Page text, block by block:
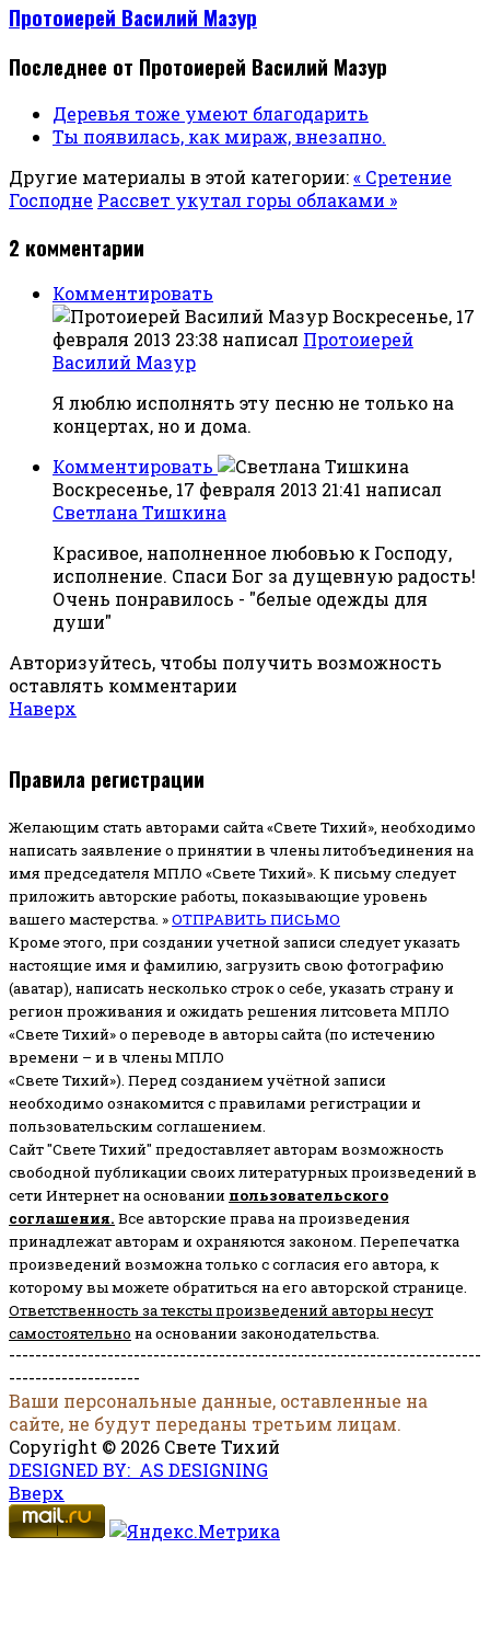
Протоиерей Василий Мазур
Последнее от Протоиерей Василий Мазур
Деревья тоже умеют благодарить
Ты появилась, как мираж, внезапно.
Другие материалы в этой категории:« Сретение
Господне Рассвет укутал горы облаками »
2 комментарии
Комментировать
Воскресенье, 17
февраля 2013 23:38 написал Протоиерей
Василий Мазур
Я люблю исполнять эту песню не только на
концертах, но и дома.
Комментировать
Воскресенье, 17 февраля 2013 21:41 написал
Светлана Тишкина
Красивое, наполненное любовью к Господу,
исполнение. Спаси Бог за дущевную радость!
Очень понравилось - "белые одежды для
души"
Авторизуйтесь, чтобы получить возможность
оставлять комментарии
Наверх
Правила регистрации
Желающим стать авторами сайта «Свете Тихий», необходимо
написать заявление о принятии в члены литобъединения на
имя председателя МПЛО «Свете Тихий». К письму следует
приложить авторские работы, показывающие уровень
вашего мастерства. »ОТПРАВИТЬ ПИСЬМО
Кроме этого, при создании учетной записи следует указать
настоящие имя и фамилию, загрузить свою фотографию
(аватар), написать несколько строк о себе, указать страну и
регион проживания и ожидать решения литсовета МПЛО
«Свете Тихий» о переводе в авторы сайта (по истечению
времени – и в члены МПЛО
«Свете Тихий»). Перед созданием учётной записи
необходимо ознакомится с правилами регистрации и
пользовательским соглашением.
Сайт "Свете Тихий" предоставляет авторам возможность
свободной публикации своих литературных произведений в
сети Интернет на основании пользовательского
соглашения. Все авторские права на произведения
принадлежат авторам и охраняются законом. Перепечатка
произведений возможна только с согласия его автора, к
которому вы можете обратиться на его авторской странице.
Ответственность за тексты произведений авторы несут
самостоятельно на основании законодательства.
------------------------------------------------------------------------
--------------------
Ваши персональные данные, оставленные на
сайте, не будут переданы третьим лицам.
Copyright © 2026 Свете Тихий
DESIGNED BY: AS DESIGNING
Вверх